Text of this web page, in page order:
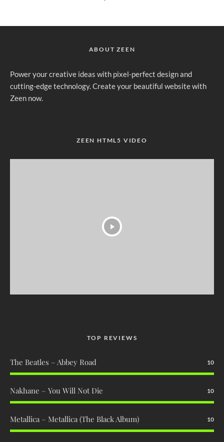
ABOUT ZEEN
Power your creative ideas with pixel-perfect design and
cutting-edge technology. Create your beautiful website with
Zeen now.
ZEEN HTML5 VIDEO
TOP REVIEWS
The Beatles – Abbey Road 10
Nakhane – You Will Not Die 10
Metallica – Metallica (The Black Album) 10